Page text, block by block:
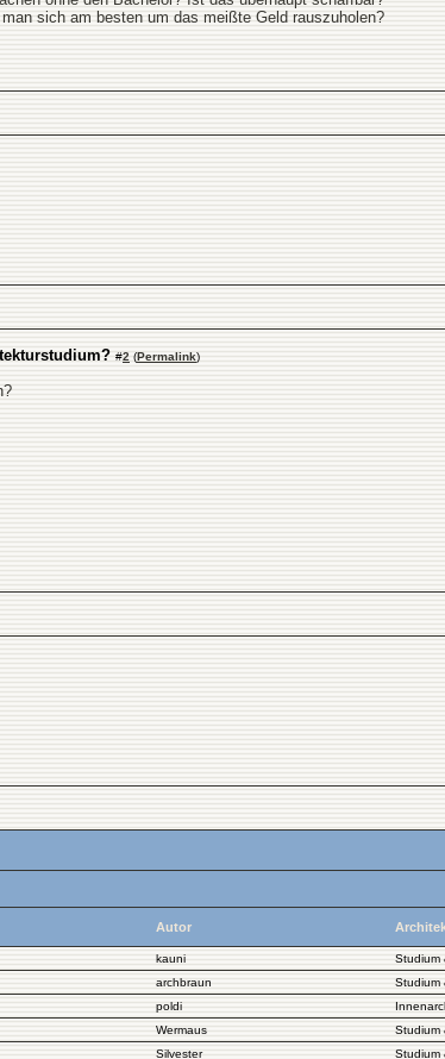
sich am besten um das meißte Geld rauszuholen?
#2 (Permalink)
Autor
kauni Studium
archbraun Studium
poldi
Wermaus Studium
Silvester Studium